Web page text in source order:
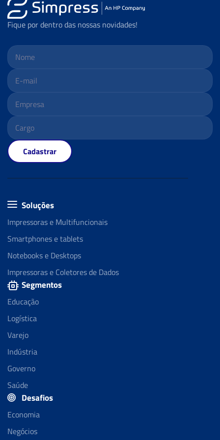
Fique por dentro das nossas novidades!
Cadastrar
Soluções
Impressoras e Multifuncionais
Smartphones e tablets
Notebooks e Desktops
Impressoras e Coletores de Dados
Segmentos
Educação
Logística
Varejo
Indústria
Governo
Saúde
Desafios
Economia
Negócios